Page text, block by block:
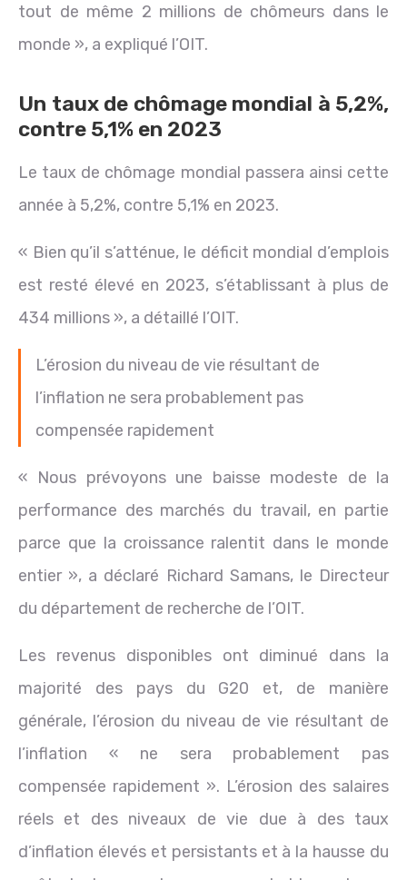
tout de même 2 millions de chômeurs dans le
monde », a expliqué l’OIT.
Un taux de chômage mondial à 5,2%,
contre 5,1% en 2023
Le taux de chômage mondial passera ainsi cette
année à 5,2%, contre 5,1% en 2023.
« Bien qu’il s’atténue, le déficit mondial d’emplois
est resté élevé en 2023, s’établissant à plus de
434 millions », a détaillé l’OIT.
L’érosion du niveau de vie résultant de
l’inflation ne sera probablement pas
compensée rapidement
« Nous prévoyons une baisse modeste de la
performance des marchés du travail, en partie
parce que la croissance ralentit dans le monde
entier », a déclaré Richard Samans, le Directeur
du département de recherche de l’OIT.
Les revenus disponibles ont diminué dans la
majorité des pays du G20 et, de manière
générale, l’érosion du niveau de vie résultant de
l’inflation « ne sera probablement pas
compensée rapidement ». L’érosion des salaires
réels et des niveaux de vie due à des taux
d’inflation élevés et persistants et à la hausse du